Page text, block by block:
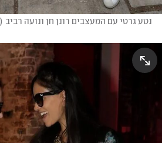
נטע גרטי עם המעצבים רונן חן ונועה רביב (